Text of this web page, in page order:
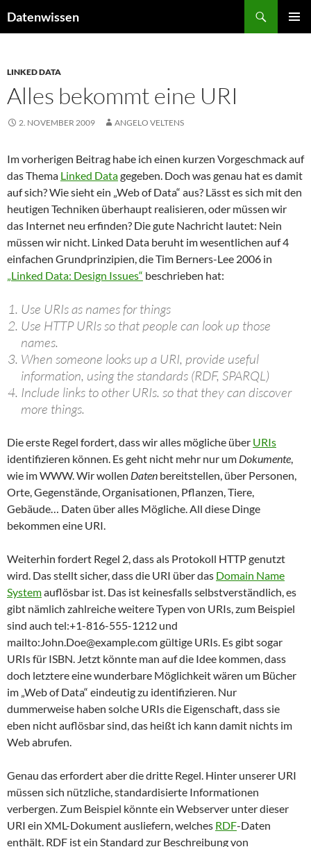
Inhalt
Datenwissen
LINKED DATA
Alles bekommt eine URI
2. NOVEMBER 2009 ANGELO VELTENS
Im vorherigen Beitrag habe ich einen kurzen Vorgeschmack auf
das Thema Linked Datagegeben. Doch was genau hat es damit
auf sich? Wie sieht ein „Web of Data“ aus? Lässt es sich mit den
heutigen Techniken überhaupt realisieren, oder müssen wir
das Internet neu erfinden? Die gute Nachricht lautet: Nein
müssen wir nicht. Linked Data beruht im wesentlichen auf 4
einfachen Grundprinzipien, die Tim Berners-Lee 2006 in
„Linked Data: Design Issues“ beschrieben hat:
Use URIs as names for things
Use HTTP URIs so that people can look up those
names.
When someone looks up a URI, provide useful
information, using the standards (RDF, SPARQL)
Include links to other URIs. so that they can discover
more things.
Die erste Regel fordert, dass wir alles mögliche über URIs
identifizieren können. Es geht nicht mehr nur um Dokumente,
wie im WWW. Wir wollen Daten bereitstellen, über Personen,
Orte, Gegenstände, Organisationen, Pflanzen, Tiere,
Gebäude… Daten über alles Mögliche. All diese Dinge
bekommen eine URI.
Weiterhin fordert Regel 2, dass als Protokoll HTTP genutzt
wird. Das stellt sicher, dass die URI über das Domain Name
Systemauflösbar ist. Das ist keinesfalls selbstverständlich, es
gibt nämlich zahlreiche weitere Typen von URIs, zum Beispiel
sind auch tel:+1-816-555-1212 und
mailto:John.Doe@example.com gültige URIs. Es gibt sogar
URIs für ISBN. Jetzt könnte man auf die Idee kommen, dass
doch letztere eine wunderbare Möglichkeit wären um Bücher
im „Web of Data“ eindeutig zu identifizieren. Nur
dummerweise haben solche URIs die Eigenschaft, dass sie
eben nicht auflösbar sind, das heißt ich kann damit nichts im
Web abrufen.
Genau das erfordert aber die dritte Regel. Hinter unserer URI
müssen sich nützliche, standardisierte Informationen
verbergen. Zum Beispiel könnte ein Webserver unter dieser
URI ein XML-Dokument ausliefern, welches RDF-Daten
enthält. RDF ist ein Standard zur Beschreibung von